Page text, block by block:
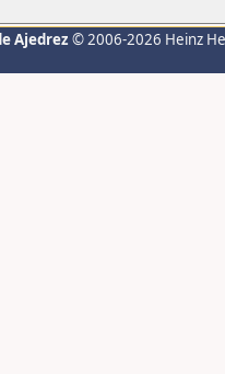
Ajedrez © 2006-2026 Heinz